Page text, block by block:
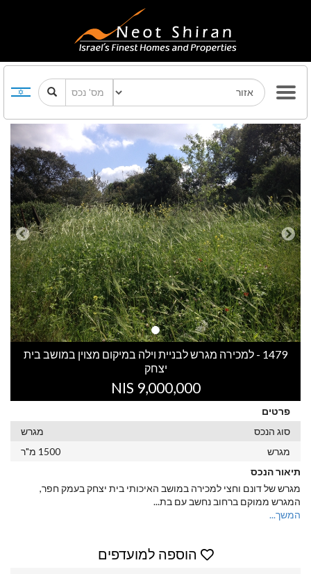
Previous Next
1479 - למכירה מגרש לבניית וילה במיקום מצוין במושב בית
יצחק
9,000,000 NIS
פרטים
סוג הנכס
מגרש
מגרש
1500 מ"ר
תיאור הנכס
מגרש של דונם וחצי למכירה במושב האיכותי בית יצחק בעמק חפר,
המגרש ממוקם ברחוב נחשב עם בת...
המשך...
הוספה למועדפים